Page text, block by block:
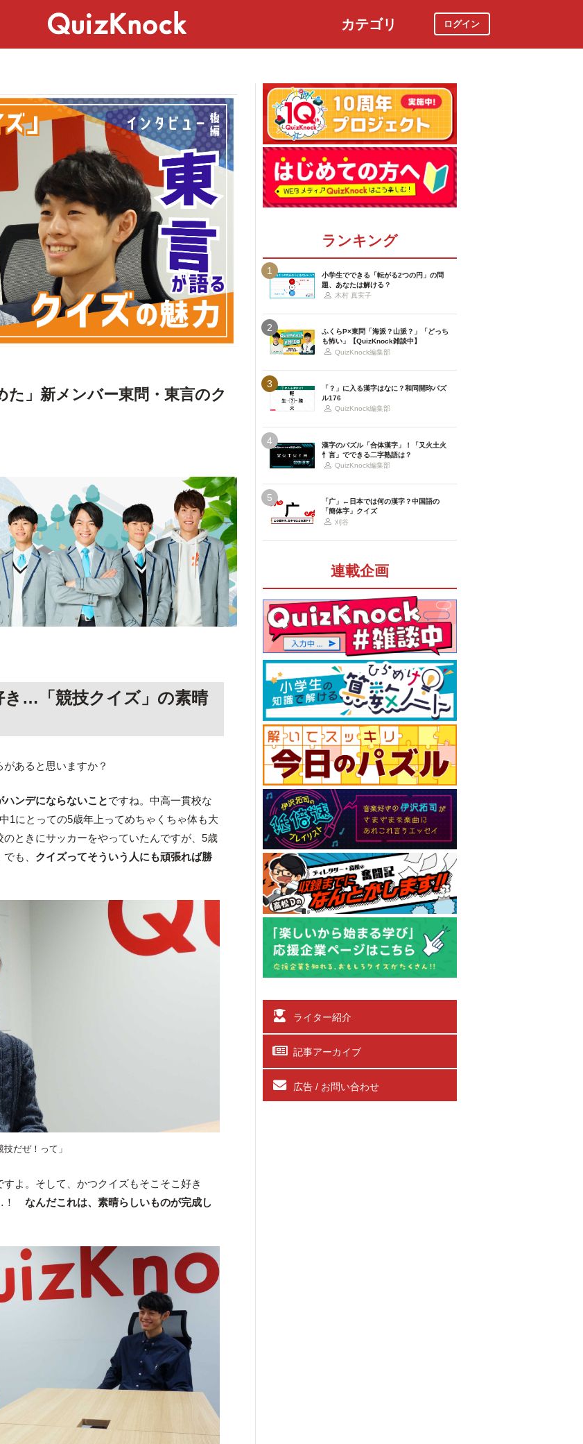
カテゴリ ログイン
た」新メンバー東問・東言のク
き…「競技クイズ」の素晴
あると思いますか？
ハンデにならないことですね。中高一貫校な
1にとっての5歳年上ってめちゃくちゃ体も大
ときにサッカーをやっていたんですが、5歳
も、 クイズってそういう人にも頑張れば勝
だぜ！って」
すよ。そして、かつクイズもそこそこ好き
！なんだこれは、素晴らしいものが完成し
ランキング
1
小学生でできる「転がる2つの円」の問
題、あなたは解ける？
木村 真実子
2
ふくらP×東問「海派？山派？」「どっち
も怖い」【QuizKnock雑談中】
QuizKnock編集部
3
「？」に入る漢字はなに？和同開珎パズ
ル176
QuizKnock編集部
4
漢字のパズル「合体漢字」！「又火土火
忄言」でできる二字熟語は？
QuizKnock編集部
5
「广」←日本では何の漢字？中国語の
「簡体字」クイズ
刈谷
連載企画
ライター紹介
記事アーカイブ
広告 / お問い合わせ